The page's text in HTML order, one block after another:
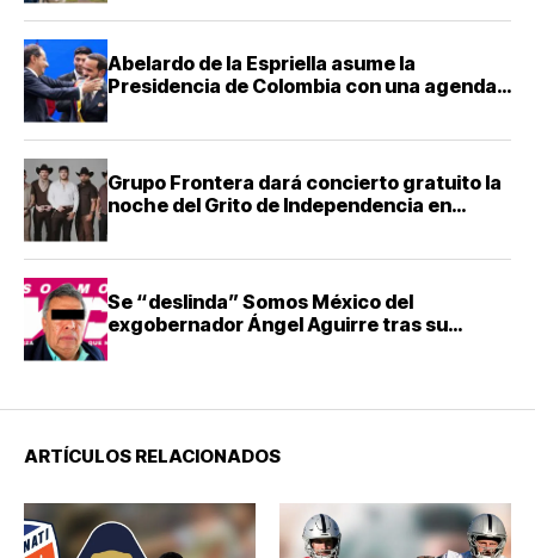
Abelardo de la Espriella asume la
Presidencia de Colombia con una agenda
Grupo Frontera dará concierto gratuito la
noche del Grito de Independencia en
Se “deslinda” Somos México del
exgobernador Ángel Aguirre tras su
ARTÍCULOS RELACIONADOS